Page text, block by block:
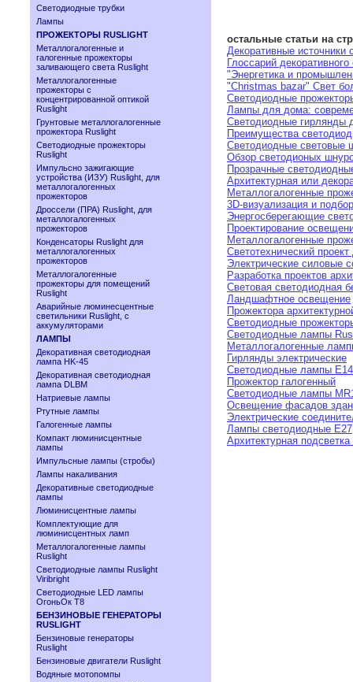
Светодиодные трубки
Лампы
ПРОЖЕКТОРЫ RUSLIGHT
Металлогалогенные и
галогенные прожекторы
заливающего света Ruslight
Металлогалогенные
прожекторы с
концентрированной оптикой
Ruslight
Грунтовые металлогалогенные
прожектора Ruslight
Светодиодные прожекторы
Ruslight
Импульсно зажигающие
устройства (ИЗУ) Ruslight, для
металлогалогенных
прожекторов
Дроссели (ПРА) Ruslight, для
металлогалогенных
прожекторов
Конденсаторы Ruslight для
металлогалогенных
прожекторов
Металлогалогенные
прожекторы для помещений
Ruslight
Аварийные люминесцентные
светильники Ruslight, с
аккумуляторами
ЛАМПЫ
Декоративная светодиодная
лампа HK-45
Декоративная светодиодная
лампа DLBM
Натриевые лампы
Ртутные лампы
Галогенные лампы
Компакт люминисцентные
лампы
Импульсные лампы (стробы)
Лампы накаливания
Декоративные светодиодные
лампы
Люминисцентные лампы
Комплектующие для
люминисцентных ламп
Металлогалогенные лампы
Ruslight
Светодиодные лампы Ruslight
Viribright
Cветодиодные LED лампы
ОгоньОк Т8
БЕНЗИНОВЫЕ ГЕНЕРАТОРЫ
RUSLIGHT
Бензиновые генераторы
Ruslight
Бензиновые двигатели Ruslight
Водяные мотопомпы
остальные статьи на
Декоративные источники
Глоссарий декоративного
"Энергетика и
"Christmas bazar" Свет
Светодиодные
Лампы для дома:
Светодиодные гирлянды
Преимущества
Светодиодные световые
Обзор светодионых
Прозрачные
Архитектурная или
Металлогалогенные
3D-визуализация и
Энергосберегающие
Проектирование
Металлогалогенные
Светотехнический
Электрические силовые
Разработка проектов
Световая светодиодная
Ландшафтное освещение
Прожектора
Светодиодные
Светодиодные лампы
Металлогалогенные
Гирлянды электрические
Светодиодные лампы E14
Прожектор галогенный
Cветодиодные лампы
Освещение фасадов
Электрические
Лампы светодиодные Е27
Архитектурная